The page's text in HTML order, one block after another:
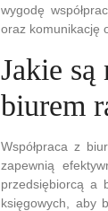
wygodę
oraz komunikację
Jakie są
biurem
Współpraca z
zapewnią
przedsiębiorcą a
księgowych, aby